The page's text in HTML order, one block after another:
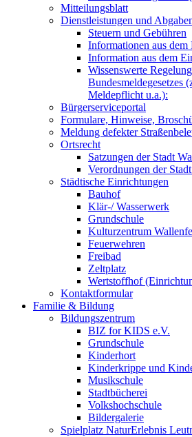
Mitteilungsblatt
Dienstleistungen und
Steuern und Gebühren
Informationen aus dem
Information aus dem
Wissenswerte
Bundesmeldegesetzes
Meldepflicht u.a.):
Bürgerserviceportal
Formulare, Hinweise,
Meldung defekter
Ortsrecht
Satzungen der Stadt
Verordnungen der
Städtische Einrichtungen
Bauhof
Klär-/ Wasserwerk
Grundschule
Kulturzentrum
Feuerwehren
Freibad
Zeltplatz
Wertstoffhof
Kontaktformular
Familie & Bildung
Bildungszentrum
BIZ for KIDS e.V.
Grundschule
Kinderhort
Kinderkrippe und
Musikschule
Stadtbücherei
Volkshochschule
Bildergalerie
Spielplatz NaturErlebnis